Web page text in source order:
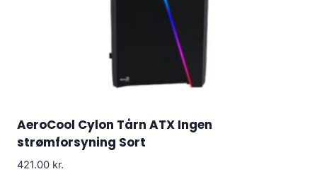
AeroCool Cylon Tårn ATX Ingen
strømforsyning Sort
421.00 kr.